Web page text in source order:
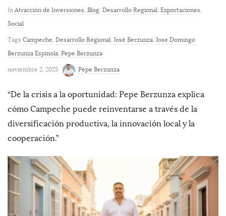
In Atracción de Inversiones, Blog, Desarrollo Regional, Exportaciones,
Social
Tags Campeche, Desarrollo Regional, José Berzunza, Jose Domingo
Berzunza Espinola, Pepe Berzunza
noviembre 2, 2025 Pepe Berzunza
“De la crisis a la oportunidad: Pepe Berzunza explica
cómo Campeche puede reinventarse a través de la
diversificación productiva, la innovación local y la
cooperación.”